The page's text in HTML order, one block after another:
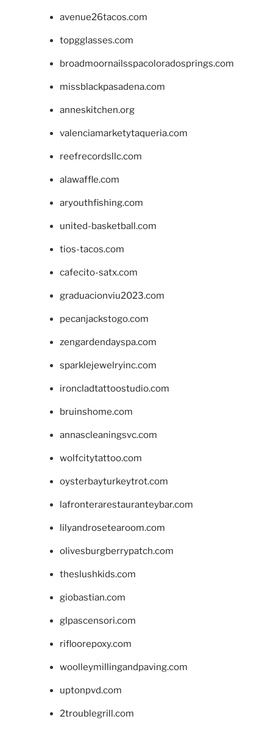
avenue26tacos.com
topgglasses.com
broadmoornailsspacoloradosprings.com
missblackpasadena.com
anneskitchen.org
valenciamarketytaqueria.com
reefrecordsllc.com
alawaffle.com
aryouthfishing.com
united-basketball.com
tios-tacos.com
cafecito-satx.com
graduacionviu2023.com
pecanjackstogo.com
zengardendayspa.com
sparklejewelryinc.com
ironcladtattoostudio.com
bruinshome.com
annascleaningsvc.com
wolfcitytattoo.com
oysterbayturkeytrot.com
lafronterarestauranteybar.com
lilyandrosetearoom.com
olivesburgberrypatch.com
theslushkids.com
giobastian.com
glpascensori.com
rifloorepoxy.com
woolleymillingandpaving.com
uptonpvd.com
2troublegrill.com